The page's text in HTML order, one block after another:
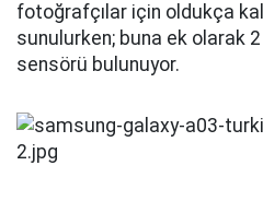
fotoğrafçılar için oldukça
sunulurken; buna ek olarak
sensörü bulunuyor.